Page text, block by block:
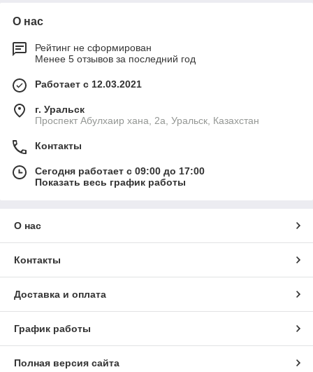
О нас
Рейтинг не сформирован
Менее 5 отзывов за последний год
Работает с 12.03.2021
г. Уральск
Проспект Абулхаир хана, 2а, Уральск, Казахстан
Контакты
Сегодня работает с 09:00 до 17:00
Показать весь график работы
О нас
Контакты
Доставка и оплата
График работы
Полная версия сайта